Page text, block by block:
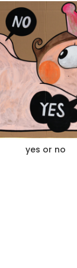
yes or no